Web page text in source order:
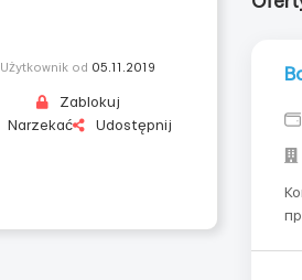
Użytkownik od 05.11.2019
Zablokuj
Narzekać
Udostępnij